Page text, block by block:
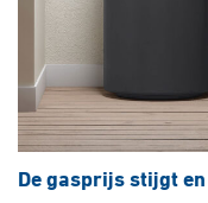
De gasprijs stijgt